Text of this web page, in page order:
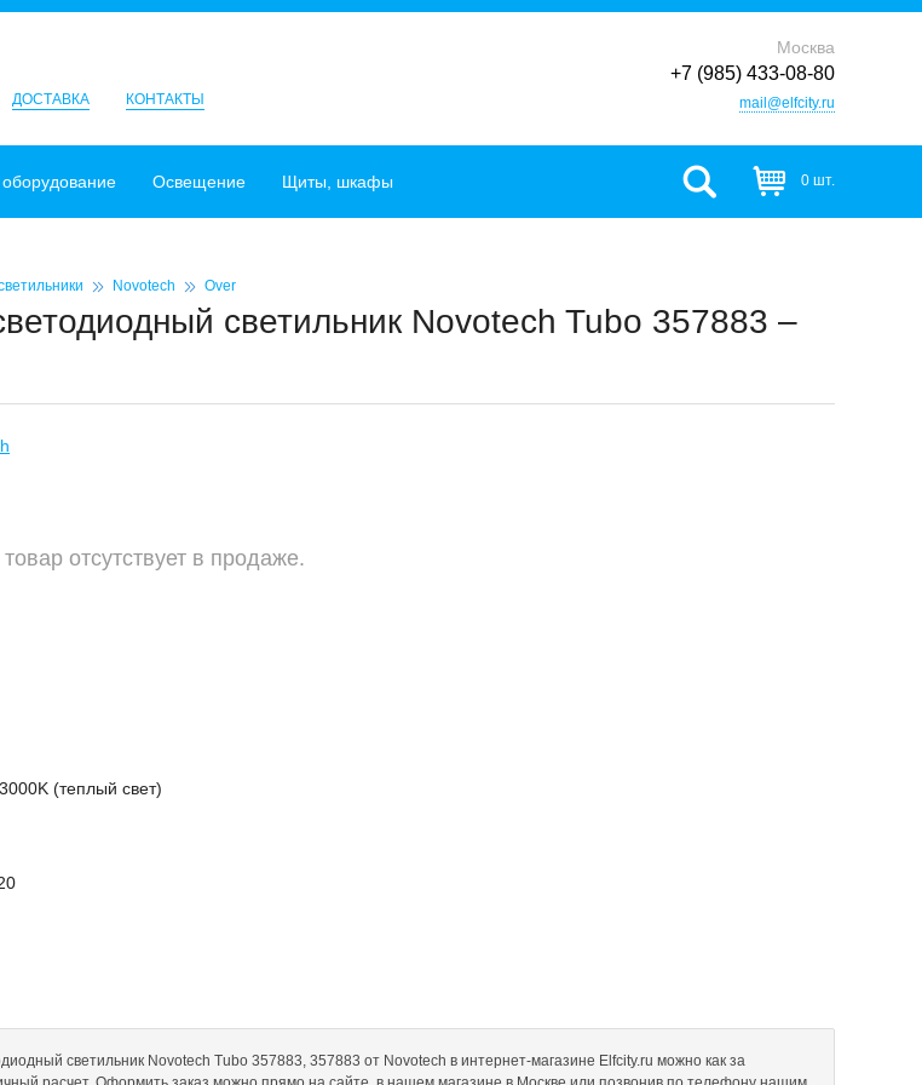
ДОСТАВКА КОНТАКТЫ
Москва
+7 (985) 433-08-80
mail@elfcity.ru
оборудование Освещение Щиты, шкафы 0 шт.
Novotech Over
светильник Novotech Tubo 357883 –
отсутствует в продаже.
3000K (теплый свет)
светильник Novotech Tubo 357883, 357883 от Novotech в интернет-магазине Elfcity.ru можно как за